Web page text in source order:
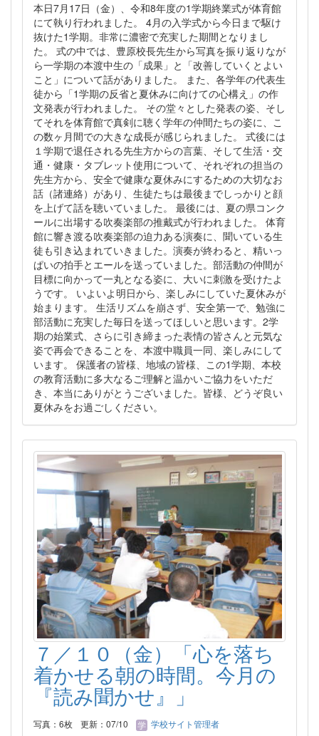
本日7月17日（金）、令和8年度の1学期終業式が体育館
にて執り行われました。 4月の入学式から今日まで駆け
抜けた1学期。非常に濃密で充実した期間となりまし
た。 式の中では、豊原校長先生から写真を振り返りなが
ら一学期の本渡中生の「成果」と「改善していくとよい
こと」について話がありました。 また、各学年の代表生
徒から「1学期の反省と夏休みに向けての心構え」の作
文発表が行われました。 その堂々とした発表の姿、そし
てそれを体育館で真剣に聴く学年の仲間たちの姿に、こ
の数ヶ月間での大きな成長が感じられました。 式後には
１学期で退任される先生方からの言葉、そして生活・交
通・健康・タブレット使用について、それぞれの担当の
先生方から、安全で健康な夏休みにするための大切なお
話（諸連絡）があり、生徒たちは最後までしっかりと顔
を上げて話を聴いていました。 最後には、夏の県コンク
ールに出場する吹奏楽部の推戴式が行われました。 体育
館に響き渡る吹奏楽部の迫力ある演奏に、聞いている生
徒も引き込まれていきました。演奏が終わると、精いっ
ぱいの拍手とエールを送っていました。部活動の仲間が
目標に向かって一丸となる姿に、大いに刺激を受けたよ
うです。 いよいよ明日から、楽しみにしていた夏休みが
始まります。 生活リズムを崩さず、安全第一で、勉強に
部活動に充実した毎日を送ってほしいと思います。2学
期の始業式、さらに引き締まった表情の皆さんと元気な
姿で再会できることを、本渡中職員一同、楽しみにして
います。 保護者の皆様、地域の皆様、この1学期、本校
の教育活動に多大なるご理解と温かいご協力をいただ
き、本当にありがとうございました。皆様、どうぞ良い
夏休みをお過ごしください。
７／１０（金）「心を落ち
着かせる朝の時間。今月の
『読み聞かせ』」
写真：6枚 更新：07/10 学校サイト管理者